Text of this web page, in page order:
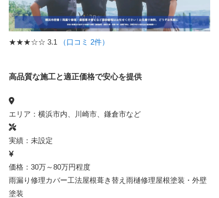
★★★☆☆ 3.1 （口コミ 2件）
高品質な施工と適正価格で安心を提供
エリア：横浜市内、川崎市、鎌倉市など
実績：未設定
価格：30万～80万円程度
雨漏り修理カバー工法屋根葺き替え 雨樋修理屋根塗装・外壁
塗装